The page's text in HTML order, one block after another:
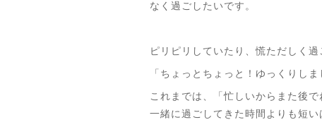
なく過ごしたいです。
ピリピリしていたり、慌ただしく
「ちょっとちょっと！ゆっくりし
これまでは、「忙しいからまた後
一緒に過ごしてきた時間よりも短い